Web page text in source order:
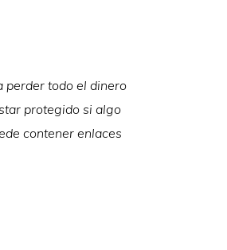
perder todo el dinero
protegido si algo
contener enlaces